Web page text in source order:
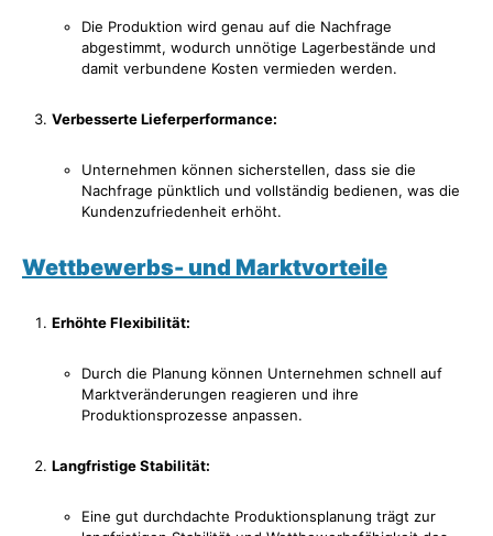
Die Produktion wird genau auf die Nachfrage
abgestimmt, wodurch unnötige Lagerbestände und
damit verbundene Kosten vermieden werden.
Verbesserte Lieferperformance:
Unternehmen können sicherstellen, dass sie die
Nachfrage pünktlich und vollständig bedienen, was die
Kundenzufriedenheit erhöht.
Wettbewerbs- und Marktvorteile
Erhöhte Flexibilität:
Durch die Planung können Unternehmen schnell auf
Marktveränderungen reagieren und ihre
Produktionsprozesse anpassen.
Langfristige Stabilität:
Eine gut durchdachte Produktionsplanung trägt zur